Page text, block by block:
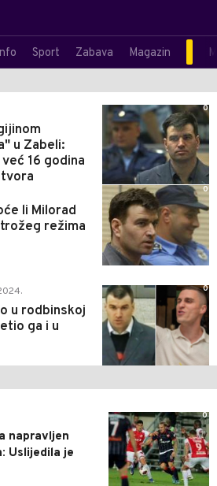
Sport Zabava Magazin
u Zabeli:
16 godina
0
li Milorad
režima
0
u rodbinskoj
ga i u
0
0
napravljen
Uslijedila je